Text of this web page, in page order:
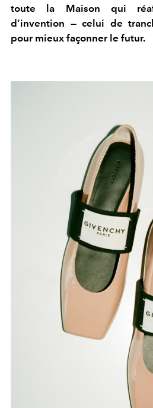
toute la Maison qui
d’invention — celui de
pour mieux façonner le futur.